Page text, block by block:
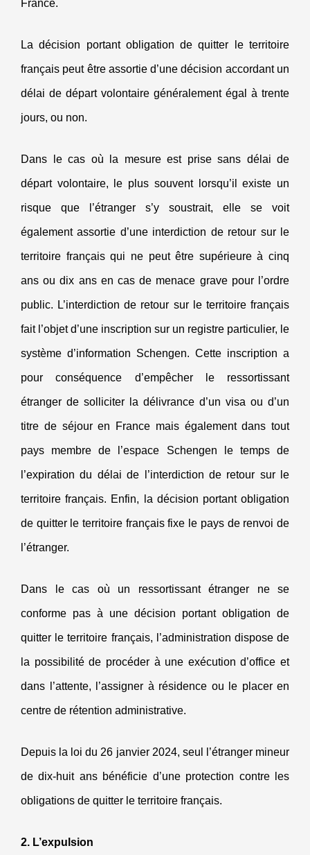
France.
La décision portant obligation de quitter le territoire
français peut être assortie d’une décision accordant un
délai de départ volontaire généralement égal à trente
jours, ou non.
Dans le cas où la mesure est prise sans délai de
départ volontaire, le plus souvent lorsqu’il existe un
risque que l’étranger s’y soustrait, elle se voit
également assortie d’une interdiction de retour sur le
territoire français qui ne peut être supérieure à cinq
ans ou dix ans en cas de menace grave pour l’ordre
public. L’interdiction de retour sur le territoire français
fait l’objet d’une inscription sur un registre particulier, le
système d’information Schengen. Cette inscription a
pour conséquence d’empêcher le ressortissant
étranger de solliciter la délivrance d’un visa ou d’un
titre de séjour en France mais également dans tout
pays membre de l’espace Schengen le temps de
l’expiration du délai de l’interdiction de retour sur le
territoire français. Enfin, la décision portant obligation
de quitter le territoire français fixe le pays de renvoi de
l’étranger.
Dans le cas où un ressortissant étranger ne se
conforme pas à une décision portant obligation de
quitter le territoire français, l’administration dispose de
la possibilité de procéder à une exécution d’office et
dans l’attente, l’assigner à résidence ou le placer en
centre de rétention administrative.
Depuis la loi du 26 janvier 2024, seul l’étranger mineur
de dix-huit ans bénéficie d’une protection contre les
obligations de quitter le territoire français.
2. L’expulsion